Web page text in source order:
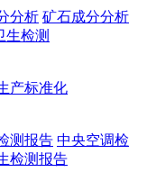
分析 矿石成分分析
生检测
产标准化
测报告 中央空调检
检测报告